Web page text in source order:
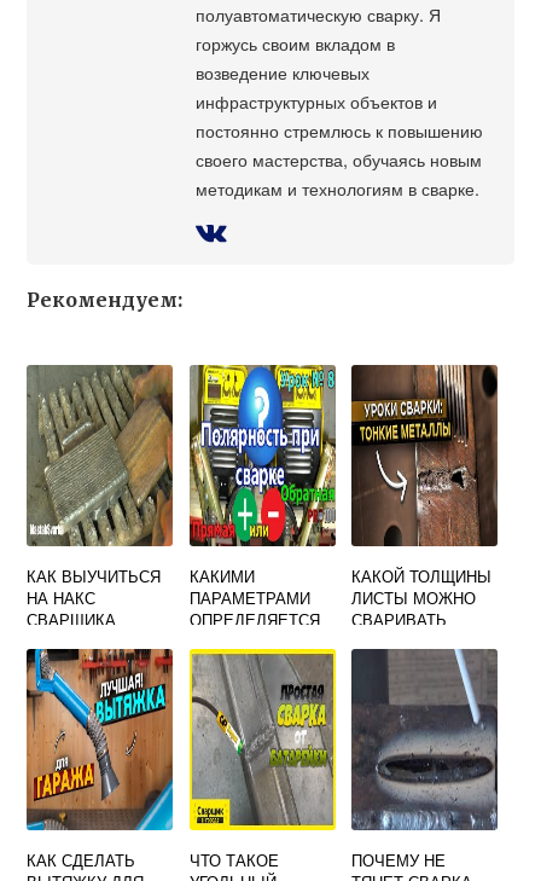
полуавтоматическую сварку. Я
горжусь своим вкладом в
возведение ключевых
инфраструктурных объектов и
постоянно стремлюсь к повышению
своего мастерства, обучаясь новым
методикам и технологиям в сварке.
Рекомендуем:
КАК ВЫУЧИТЬСЯ
НА НАКС
СВАРЩИКА
КАКИМИ
ПАРАМЕТРАМИ
ОПРЕДЕЛЯЕТСЯ
СВАРОЧНОЙ ДУГИ
КАКОЙ ТОЛЩИНЫ
ЛИСТЫ МОЖНО
СВАРИВАТЬ
СВАРКОЙ БЕЗ
КРОМОК
КАК СДЕЛАТЬ
ЧТО ТАКОЕ
ПОЧЕМУ НЕ